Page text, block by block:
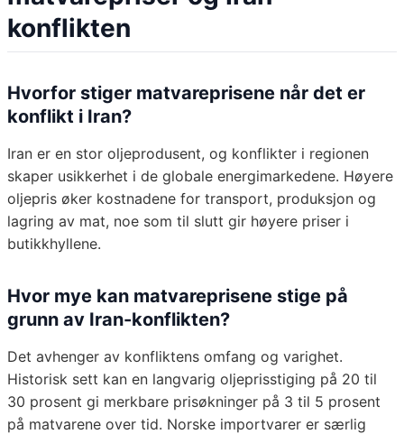
konflikten
Hvorfor stiger matvareprisene når det er
konflikt i Iran?
Iran er en stor oljeprodusent, og konflikter i regionen
skaper usikkerhet i de globale energimarkedene. Høyere
oljepris øker kostnadene for transport, produksjon og
lagring av mat, noe som til slutt gir høyere priser i
butikkhyllene.
Hvor mye kan matvareprisene stige på
grunn av Iran-konflikten?
Det avhenger av konfliktens omfang og varighet.
Historisk sett kan en langvarig oljeprisstiging på 20 til
30 prosent gi merkbare prisøkninger på 3 til 5 prosent
på matvarene over tid. Norske importvarer er særlig